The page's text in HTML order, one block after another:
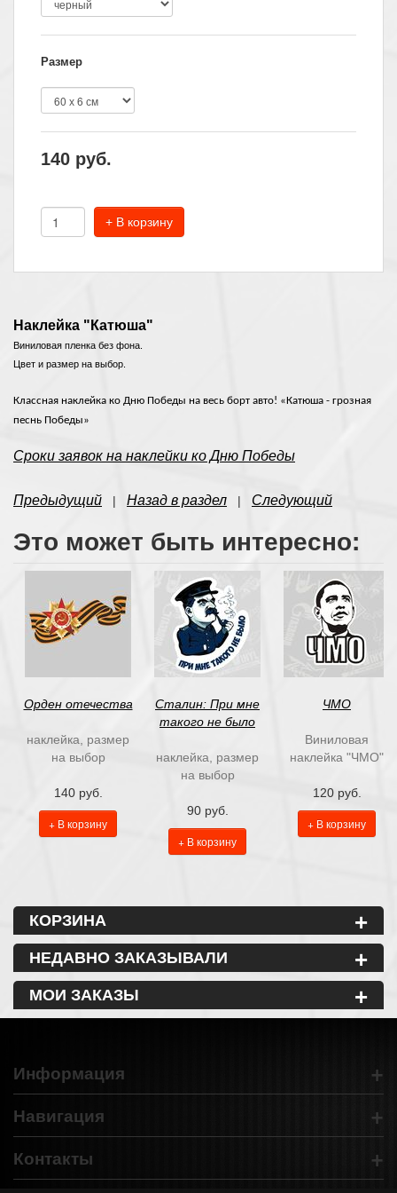
Размер
140 руб.
+ В корзину
Наклейка "Катюша"
Виниловая пленка без фона.
Цвет и размер на выбор.
Классная наклейка ко Дню Победы на весь борт авто! «Катюша - грозная
песнь Победы»
Сроки заявок на наклейки ко Дню Победы
Предыдущий | Назад в раздел | Следующий
Это может быть интересно:
Орден отечества
наклейка, размер
на выбор
140 руб.
+ В корзину
Сталин: При мне
такого не было
наклейка, размер
на выбор
90 руб.
+ В корзину
ЧМО
Виниловая
наклейка "ЧМО"
120 руб.
+ В корзину
КОРЗИНА +
НЕДАВНО ЗАКАЗЫВАЛИ +
МОИ ЗАКАЗЫ +
Информация +
Навигация +
Контакты +